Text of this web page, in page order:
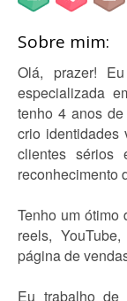
Sobre mim:
Olá, prazer!
especializada
tenho 4 anos
crio identidades
clientes sérios
reconhecimento
Tenho um ótimo
reels,
página de
Eu trabalho de